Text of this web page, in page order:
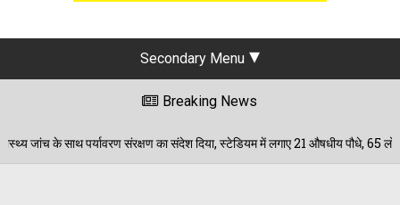
Secondary Menu
Breaking News
का संदेश दिया, स्टेडियम में लगाए 21 औषधीय पौधे, 65 लोगों की शुगर बीपी व वजन की जांच